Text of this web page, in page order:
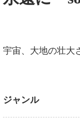
宇宙、大地の壮大
ジャンル